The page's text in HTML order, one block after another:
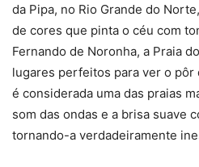
da Pipa, no Rio Grande do
de cores que pinta o céu com
Fernando de Noronha, a Praia
lugares perfeitos para ver o pôr
é considerada uma das praias
som das ondas e a brisa suave
tornando-a verdadeiramente